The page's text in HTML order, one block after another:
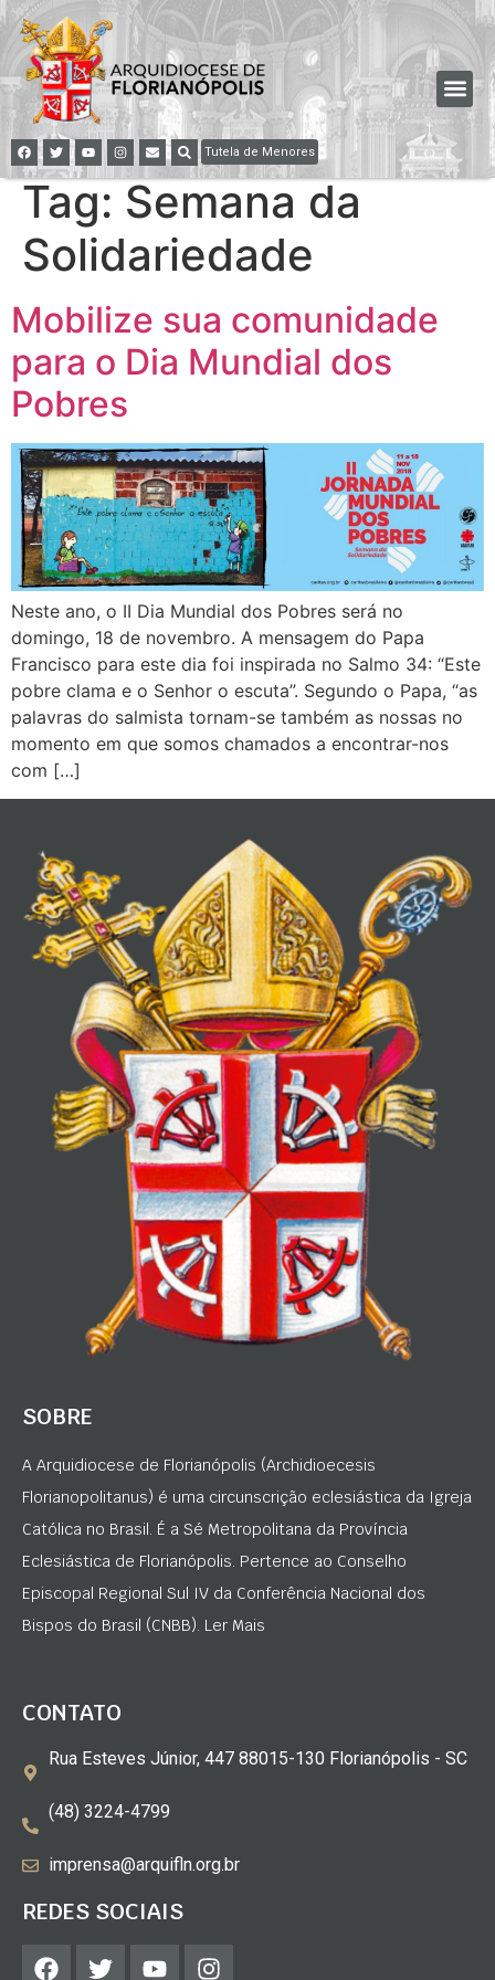
Tutela de Menores
Tag: Semana da
Solidariedade
Mobilize sua comunidade
para o Dia Mundial dos
Pobres
Neste ano, o II Dia Mundial dos Pobres será no
domingo, 18 de novembro. A mensagem do Papa
Francisco para este dia foi inspirada no Salmo 34: “Este
pobre clama e o Senhor o escuta”. Segundo o Papa, “as
palavras do salmista tornam-se também as nossas no
momento em que somos chamados a encontrar-nos
com […]
SOBRE
A Arquidiocese de Florianópolis (Archidioecesis
Florianopolitanus) é uma circunscrição eclesiástica da Igreja
Católica no Brasil. É a Sé Metropolitana da Província
Eclesiástica de Florianópolis. Pertence ao Conselho
Episcopal Regional Sul IV da Conferência Nacional dos
Bispos do Brasil (CNBB). Ler Mais
CONTATO
Rua Esteves Júnior, 447 88015-130 Florianópolis - SC
(48) 3224-4799
imprensa@arquifln.org.br
REDES SOCIAIS